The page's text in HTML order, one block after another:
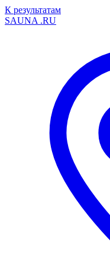
К результатам
SAUNA .RU